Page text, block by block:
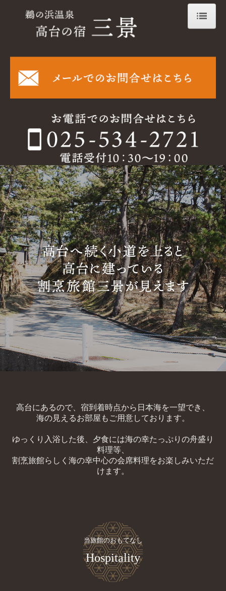
ホーム
ご案内
温泉
料理
施設
御宴会・御法要
交通・観光案内
お問合せ
プライバシーポリシー
高台にあるので、宿到着時点から日本海を一望でき、
海の見えるお部屋もご用意しております。
ゆっくり入浴した後、夕食には海の幸たっぷりの舟盛り
料理等、
割烹旅館らしく海の幸中心の会席料理をお楽しみいただ
けます。
当旅館のおもてなし
Hospitality